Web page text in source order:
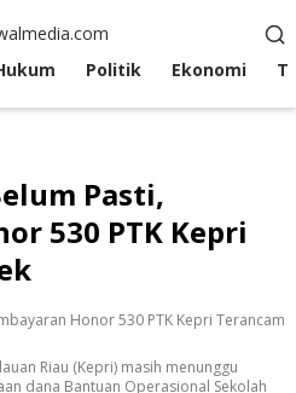
Politik Ekonomi
Pasti,
530 PTK Kepri
Riau (Kepri) masih menunggu
dana Bantuan Operasional Sekolah